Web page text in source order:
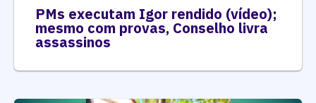
PMs executam Igor rendido (vídeo);
mesmo com provas, Conselho livra
assassinos